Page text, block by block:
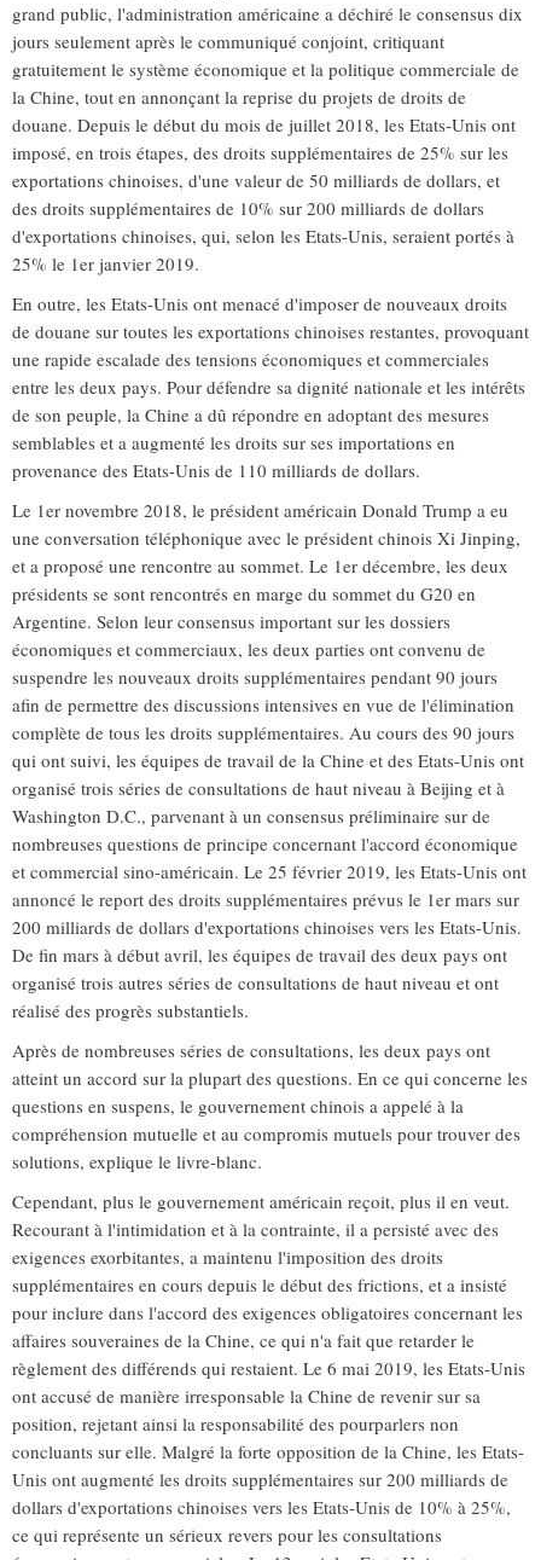
grand public, l'administration américaine a déchiré le consensus dix
jours seulement après le communiqué conjoint, critiquant
gratuitement le système économique et la politique commerciale de
la Chine, tout en annonçant la reprise du projets de droits de
douane. Depuis le début du mois de juillet 2018, les Etats-Unis ont
imposé, en trois étapes, des droits supplémentaires de 25% sur les
exportations chinoises, d'une valeur de 50 milliards de dollars, et
des droits supplémentaires de 10% sur 200 milliards de dollars
d'exportations chinoises, qui, selon les Etats-Unis, seraient portés à
25% le 1er janvier 2019.
En outre, les Etats-Unis ont menacé d'imposer de nouveaux droits
de douane sur toutes les exportations chinoises restantes, provoquant
une rapide escalade des tensions économiques et commerciales
entre les deux pays. Pour défendre sa dignité nationale et les intérêts
de son peuple, la Chine a dû répondre en adoptant des mesures
semblables et a augmenté les droits sur ses importations en
provenance des Etats-Unis de 110 milliards de dollars.
Le 1er novembre 2018, le président américain Donald Trump a eu
une conversation téléphonique avec le président chinois Xi Jinping,
et a proposé une rencontre au sommet. Le 1er décembre, les deux
présidents se sont rencontrés en marge du sommet du G20 en
Argentine. Selon leur consensus important sur les dossiers
économiques et commerciaux, les deux parties ont convenu de
suspendre les nouveaux droits supplémentaires pendant 90 jours
afin de permettre des discussions intensives en vue de l'élimination
complète de tous les droits supplémentaires. Au cours des 90 jours
qui ont suivi, les équipes de travail de la Chine et des Etats-Unis ont
organisé trois séries de consultations de haut niveau à Beijing et à
Washington D.C., parvenant à un consensus préliminaire sur de
nombreuses questions de principe concernant l'accord économique
et commercial sino-américain. Le 25 février 2019, les Etats-Unis ont
annoncé le report des droits supplémentaires prévus le 1er mars sur
200 milliards de dollars d'exportations chinoises vers les Etats-Unis.
De fin mars à début avril, les équipes de travail des deux pays ont
organisé trois autres séries de consultations de haut niveau et ont
réalisé des progrès substantiels.
Après de nombreuses séries de consultations, les deux pays ont
atteint un accord sur la plupart des questions. En ce qui concerne les
questions en suspens, le gouvernement chinois a appelé à la
compréhension mutuelle et au compromis mutuels pour trouver des
solutions, explique le livre-blanc.
Cependant, plus le gouvernement américain reçoit, plus il en veut.
Recourant à l'intimidation et à la contrainte, il a persisté avec des
exigences exorbitantes, a maintenu l'imposition des droits
supplémentaires en cours depuis le début des frictions, et a insisté
pour inclure dans l'accord des exigences obligatoires concernant les
affaires souveraines de la Chine, ce qui n'a fait que retarder le
règlement des différends qui restaient. Le 6 mai 2019, les Etats-Unis
ont accusé de manière irresponsable la Chine de revenir sur sa
position, rejetant ainsi la responsabilité des pourparlers non
concluants sur elle. Malgré la forte opposition de la Chine, les Etats-
Unis ont augmenté les droits supplémentaires sur 200 milliards de
dollars d'exportations chinoises vers les Etats-Unis de 10% à 25%,
ce qui représente un sérieux revers pour les consultations